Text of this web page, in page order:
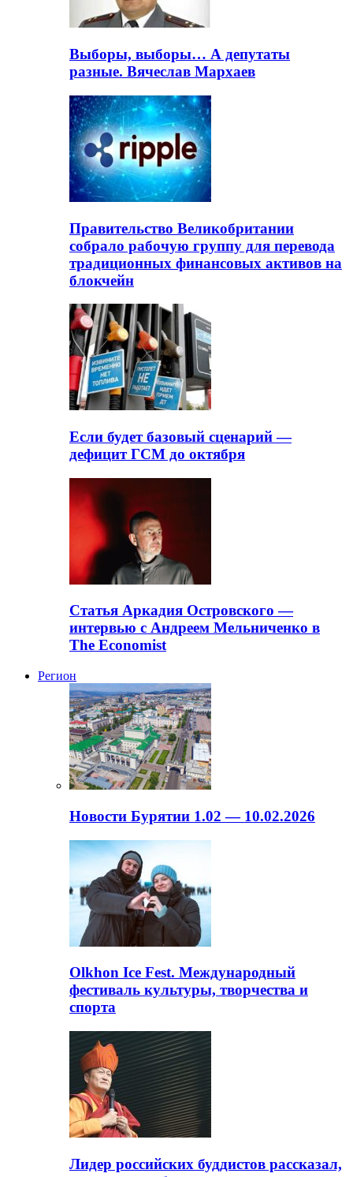
Выборы, выборы… А депутаты
разные. Вячеслав Мархаев
Правительство Великобритании
собрало рабочую группу для перевода
традиционных финансовых активов на
блокчейн
Если будет базовый сценарий —
дефицит ГСМ до октября
Статья Аркадия Островского —
интервью с Андреем Мельниченко в
The Economist
Регион
Новости Бурятии 1.02 — 10.02.2026
Olkhon Ice Fest. Международный
фестиваль культуры, творчества и
спорта
Лидер российских буддистов рассказал,